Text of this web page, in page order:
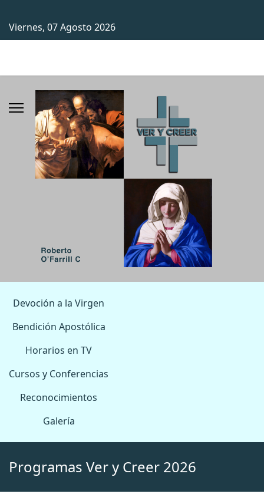
Viernes, 07 Agosto 2026
Devoción a la Virgen
Bendición Apostólica
Horarios en TV
Cursos y Conferencias
Reconocimientos
Galería
Programas Ver y Creer 2026